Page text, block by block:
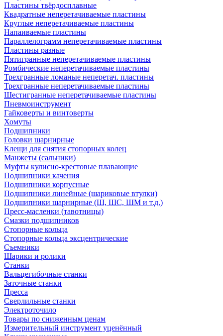
Пластины твёрдосплавные
Квадратные неперетачиваемые пластины
Круглые неперетачиваемые пластины
Напаиваемые пластины
Параллелограмм неперетачиваемые пластины
Пластины разные
Пятигранные неперетачиваемые пластины
Ромбические неперетачиваемые пластины
Трехгранные ломаные неперетач. пластины
Трехгранные неперетачиваемые пластины
Шестигранные неперетачиваемые пластины
Пневмоинструмент
Гайковерты и винтоверты
Хомуты
Подшипники
Головки шарнирные
Клещи для снятия стопорных колец
Манжеты (сальники)
Муфты кулисно-крестовые плавающие
Подшипники качения
Подшипники корпусные
Подшипники линейные (шариковые втулки)
Подшипники шарнирные (Ш, ШС, ШМ и т.д.)
Пресс-масленки (тавотницы)
Смазки подшипников
Стопорные кольца
Стопорные кольца эксцентрические
Съемники
Шарики и ролики
Станки
Вальцегибочные станки
Заточные станки
Пресса
Сверлильные станки
Электроточило
Товары по сниженным ценам
Измерительный инструмент уценённый